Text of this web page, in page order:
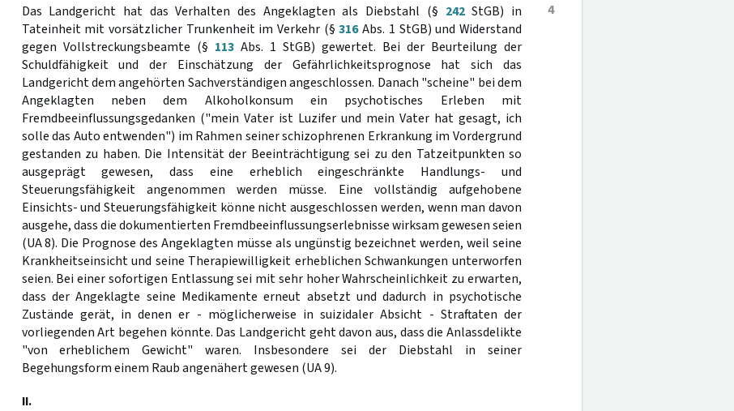
4
Das Landgericht hat das Verhalten des Angeklagten als Diebstahl (§ 242StGB) in
Tateinheit mit vorsätzlicher Trunkenheit im Verkehr (§316Abs. 1 StGB) und Widerstand
gegen Vollstreckungsbeamte (§ 113Abs. 1 StGB) gewertet. Bei der Beurteilung der
Schuldfähigkeit und der Einschätzung der Gefährlichkeitsprognose hat sich das
Landgericht dem angehörten Sachverständigen angeschlossen. Danach "scheine" bei dem
Angeklagten neben dem Alkoholkonsum ein psychotisches Erleben mit
Fremdbeeinflussungsgedanken ("mein Vater ist Luzifer und mein Vater hat gesagt, ich
solle das Auto entwenden") im Rahmen seiner schizophrenen Erkrankung im Vordergrund
gestanden zu haben. Die Intensität der Beeinträchtigung sei zu den Tatzeitpunkten so
ausgeprägt gewesen, dass eine erheblich eingeschränkte Handlungs- und
Steuerungsfähigkeit angenommen werden müsse. Eine vollständig aufgehobene
Einsichts- und Steuerungsfähigkeit könne nicht ausgeschlossen werden, wenn man davon
ausgehe, dass die dokumentierten Fremdbeeinflussungserlebnisse wirksam gewesen seien
(UA 8). Die Prognose des Angeklagten müsse als ungünstig bezeichnet werden, weil seine
Krankheitseinsicht und seine Therapiewilligkeit erheblichen Schwankungen unterworfen
seien. Bei einer sofortigen Entlassung sei mit sehr hoher Wahrscheinlichkeit zu erwarten,
dass der Angeklagte seine Medikamente erneut absetzt und dadurch in psychotische
Zustände gerät, in denen er - möglicherweise in suizidaler Absicht - Straftaten der
vorliegenden Art begehen könnte. Das Landgericht geht davon aus, dass die Anlassdelikte
"von erheblichem Gewicht" waren. Insbesondere sei der Diebstahl in seiner
Begehungsform einem Raub angenähert gewesen (UA 9).
II.